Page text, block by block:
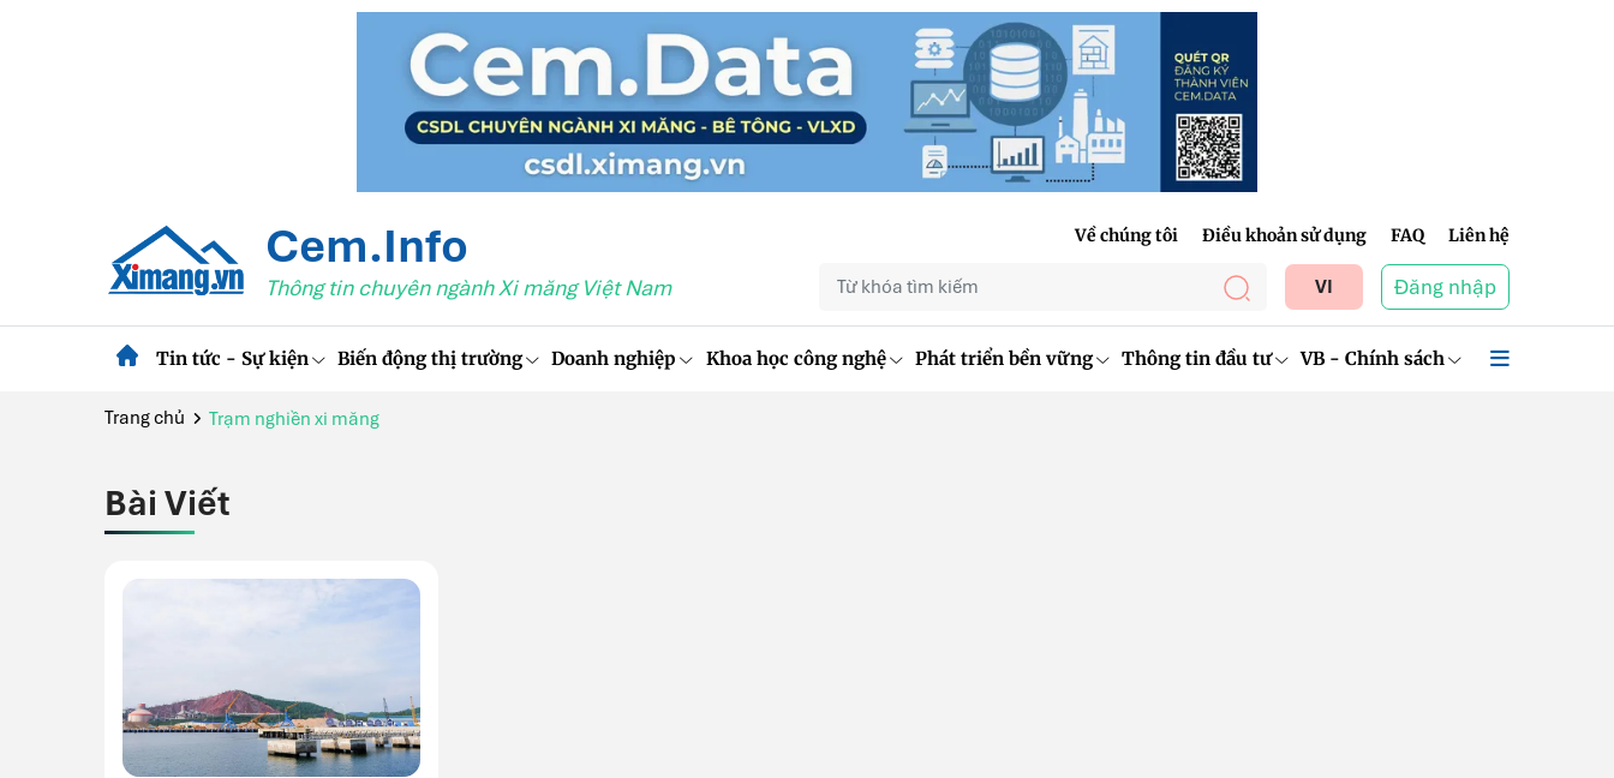
Cem.Info
Thông tin chuyên ngành Xi măng Việt Nam
Về chúng tôi Điều khoản sử dụng FAQ Liên hệ
VI Đăng nhập
Tin tức - Sự kiện Biến động thị trường Doanh nghiệp Khoa học công nghệ Phát triển bền vững Thông tin đầu tư VB - Chính sách
Trang chủ Trạm nghiền xi măng
Bài Viết